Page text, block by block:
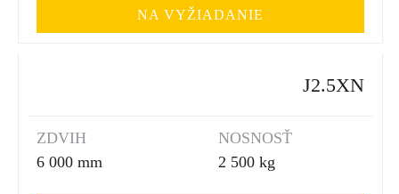
NA VYŽIADANIE
J2.5XN
ZDVIH
6 000 mm
NOSNOSŤ
2 500 kg